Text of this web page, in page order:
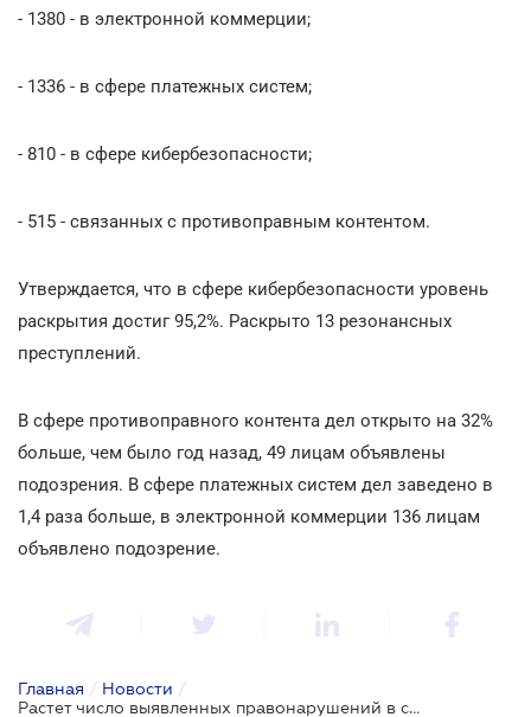
- 1380 - в электронной коммерции;
- 1336 - в сфере платежных систем;
- 810 - в сфере кибербезопасности;
- 515 - связанных с противоправным контентом.
Утверждается, что в сфере кибербезопасности уровень
раскрытия достиг 95,2%. Раскрыто 13 резонансных
преступлений.
В сфере противоправного контента дел открыто на 32%
больше, чем было год назад, 49 лицам объявлены
подозрения. В сфере платежных систем дел заведено в
1,4 раза больше, в электронной коммерции 136 лицам
объявлено подозрение.
Главная / Новости /
Растет число выявленных правонарушений в сфере платежных систем и кибербезопасности